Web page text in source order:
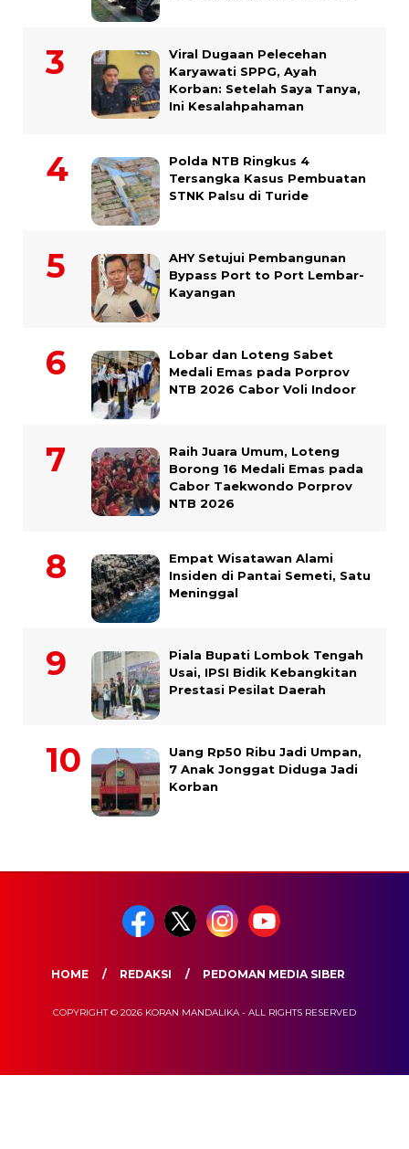
Viral Dugaan Pelecehan
Karyawati SPPG, Ayah
Korban: Setelah Saya Tanya,
Ini Kesalahpahaman
Polda NTB Ringkus 4
Tersangka Kasus Pembuatan
STNK Palsu di Turide
AHY Setujui Pembangunan
Bypass Port to Port Lembar-
Kayangan
Lobar dan Loteng Sabet
Medali Emas pada Porprov
NTB 2026 Cabor Voli Indoor
Raih Juara Umum, Loteng
Borong 16 Medali Emas pada
Cabor Taekwondo Porprov
NTB 2026
Empat Wisatawan Alami
Insiden di Pantai Semeti, Satu
Meninggal
Piala Bupati Lombok Tengah
Usai, IPSI Bidik Kebangkitan
Prestasi Pesilat Daerah
Uang Rp50 Ribu Jadi Umpan,
7 Anak Jonggat Diduga Jadi
Korban
HOME REDAKSI PEDOMAN MEDIA SIBER
COPYRIGHT © 2026 KORAN MANDALIKA - ALL RIGHTS RESERVED